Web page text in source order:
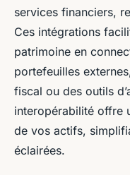
services financiers,
Ces intégrations
patrimoine en
portefeuilles
fiscal ou des outils
interopérabilité offre
de vos actifs,
éclairées.